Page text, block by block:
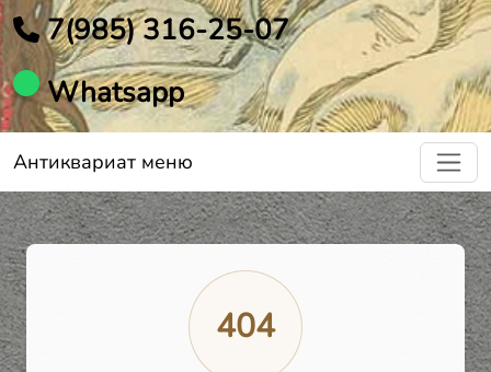
7(985) 316-25-07
Whatsapp
Антиквариат меню
404